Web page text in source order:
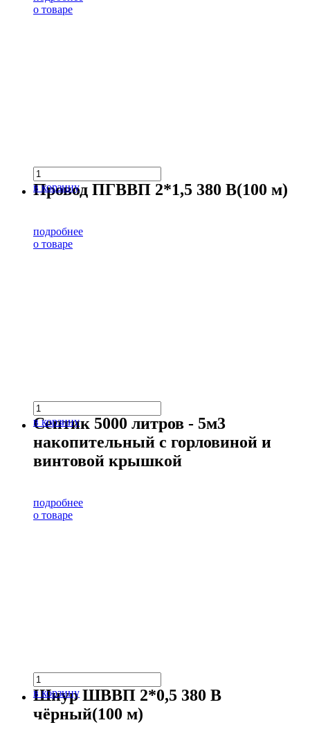
о товаре
в корзину
Провод ПГВВП 2*1,5 380 В(100 м)
подробнее
о товаре
в корзину
Септик 5000 литров - 5м3
накопительный с горловиной и
винтовой крышкой
подробнее
о товаре
в корзину
Шнур ШВВП 2*0,5 380 В
чёрный(100 м)